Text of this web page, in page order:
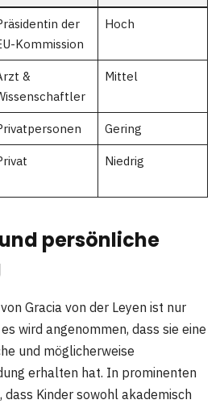
der
Kommission
Hoch
&
Mittel
Gering
Niedrig
persönliche
Gracia von der Leyen ist nur
wird angenommen, dass sie eine
und möglicherweise
erhalten hat. In prominenten
dass Kinder sowohl akademisch